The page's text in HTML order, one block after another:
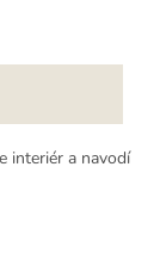
interiér a navodí